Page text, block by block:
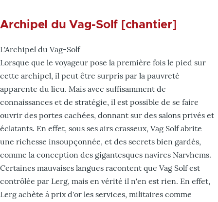
Archipel du Vag-Solf [chantier]
L'Archipel du Vag-Solf
Lorsque que le voyageur pose la première fois le pied sur
cette archipel, il peut être surpris par la pauvreté
apparente du lieu. Mais avec suffisamment de
connaissances et de stratégie, il est possible de se faire
ouvrir des portes cachées, donnant sur des salons privés et
éclatants. En effet, sous ses airs crasseux, Vag Solf abrite
une richesse insoupçonnée, et des secrets bien gardés,
comme la conception des gigantesques navires Narvhems.
Certaines mauvaises langues racontent que Vag Solf est
contrôlée par Lerg, mais en vérité il n'en est rien. En effet,
Lerg achète à prix d'or les services, militaires comme